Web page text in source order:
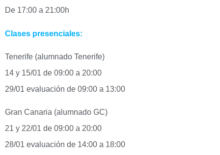
De 17:00 a 21:00h
Clases presenciales:
Tenerife (alumnado Tenerife)
14 y 15/01 de 09:00 a 20:00
29/01 evaluación de 09:00 a 13:00
Gran Canaria (alumnado GC)
21 y 22/01 de 09:00 a 20:00
28/01 evaluación de 14:00 a 18:00